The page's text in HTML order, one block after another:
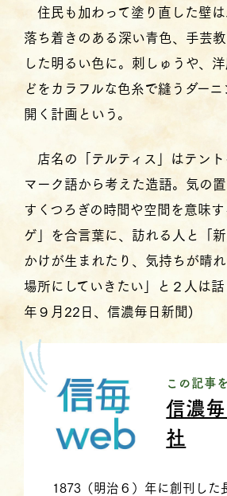
住民も加わって塗り直した壁
落ち着きのある深い青色、手芸
した明るい色に。刺しゅうや、
どをカラフルな色糸で縫うダー
開く計画という。
店名の「テルティス」はテン
マーク語から考えた造語。気の
すくつろぎの時間や空間を意味
ゲ」を合言葉に、訪れる人と「
かけが生まれたり、気持ちが晴
場所にしていきたい」と２人は
年９月22日、信濃毎日新聞)
この記事
信濃
社
1873（明治６）年に創刊した